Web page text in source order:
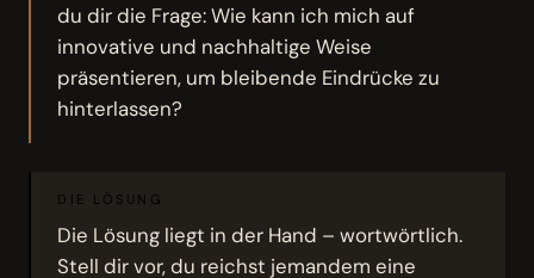
du dir die Frage: Wie kann ich mich auf
innovative und nachhaltige Weise
präsentieren, um bleibende Eindrücke zu
hinterlassen?
DIE LÖSUNG
Die Lösung liegt in der Hand – wortwörtlich.
Stell dir vor, du reichst jemandem eine